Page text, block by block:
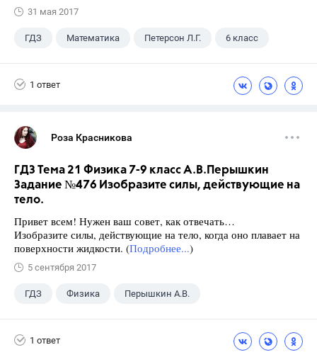
31 мая 2017
ГДЗ Математика Петерсон Л.Г. 6 класс
1 ответ
Роза Красникова
ГДЗ Тема 21 Физика 7-9 класс А.В.Перышкин
Задание №476 Изобразите силы, действующие на
тело.
Привет всем! Нужен ваш совет, как отвечать…
Изобразите силы, действующие на тело, когда оно плавает на
поверхности жидкости. (Подробнее...)
5 сентября 2017
ГДЗ Физика Перышкин А.В.
1 ответ